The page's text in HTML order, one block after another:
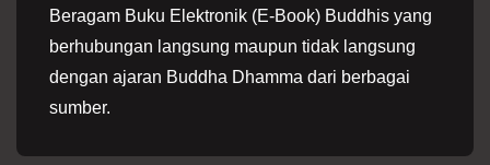
Beragam Buku Elektronik (E-Book) Buddhis yang
berhubungan langsung maupun tidak langsung
dengan ajaran Buddha Dhamma dari berbagai
sumber.